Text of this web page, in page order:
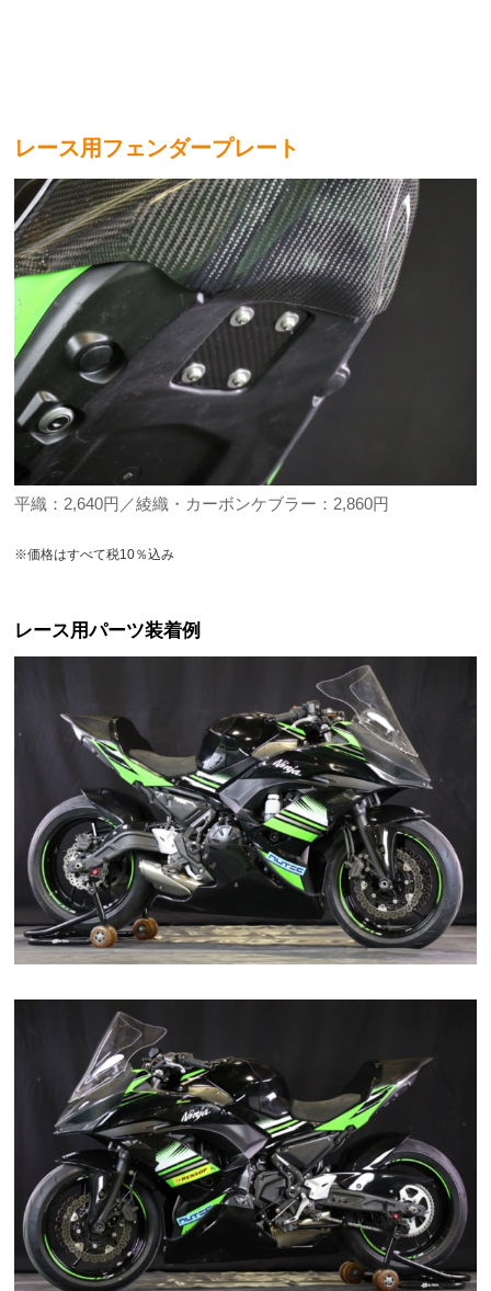
レース用フェンダープレート
平織：2,640円／綾織・カーボンケブラー：2,860円
※価格はすべて税10％込み
レース用パーツ装着例